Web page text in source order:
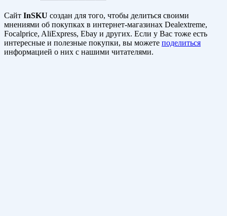
Сайт InSKU создан для того, чтобы делиться своими
мнениями об покупках в интернет-магазинах Dealextreme,
Focalprice, AliExpress, Ebay и других. Если у Вас тоже есть
интересные и полезные покупки, вы можете поделиться
информацией о них с нашими читателями.